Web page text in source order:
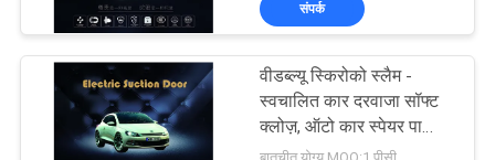
PRIVACY
POLICYपावर टेलगेट
58
संपर्क
वीडब्ल्यू स्किरोको स्लैम -
स्वचालित कार दरवाजा सॉफ्ट
क्लोज़, ऑटो कार स्पेयर पार्ट्स
रोकें